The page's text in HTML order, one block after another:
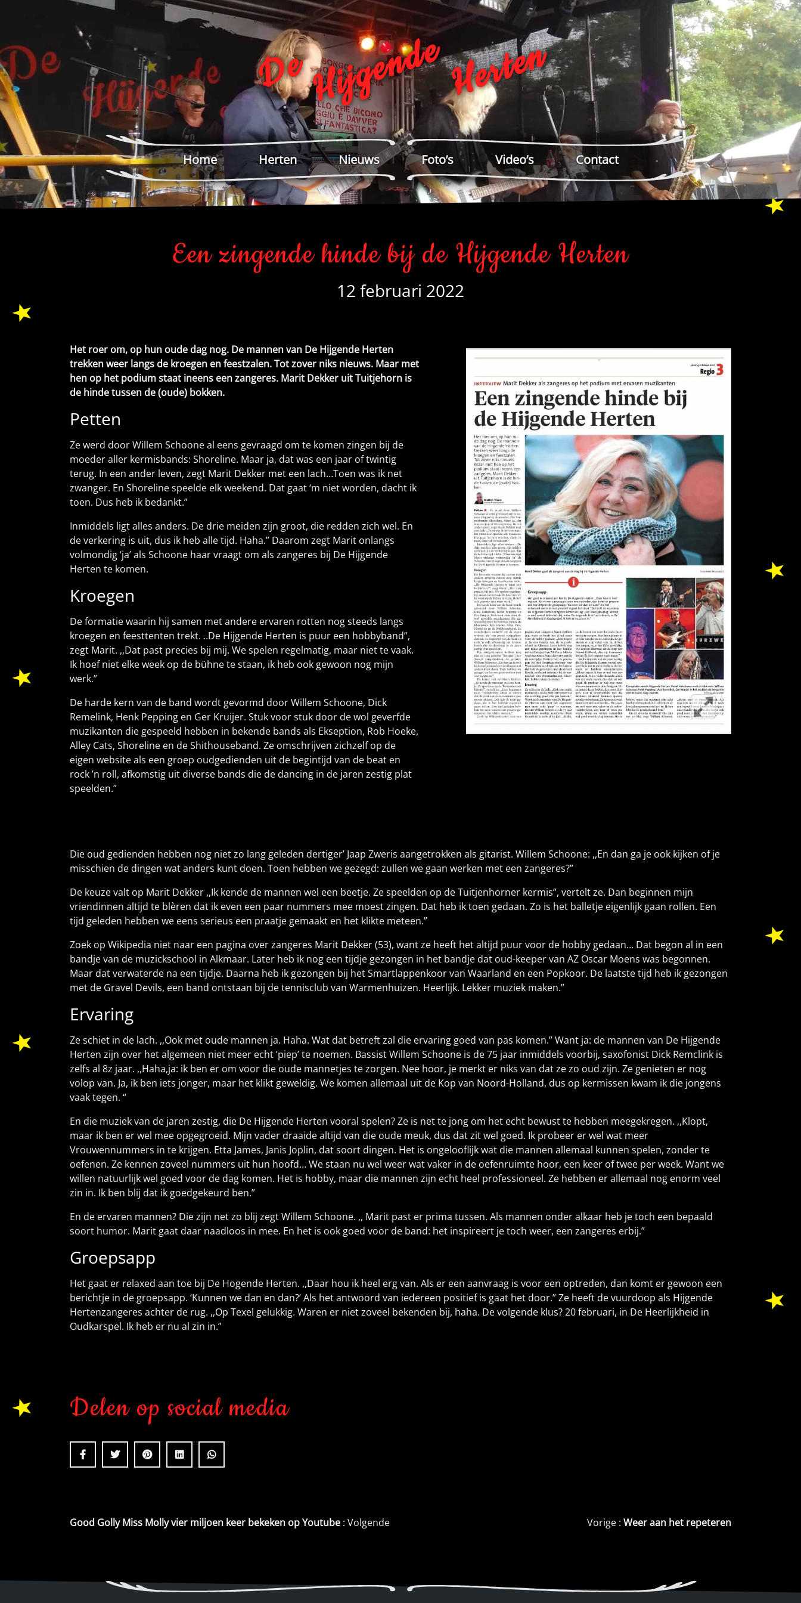
DeHijgendeHerten
Home Herten Nieuws Foto’s Video’s Contact
Een zingende hinde bij de Hijgende Herten
12 februari 2022
Het roer om, op hun oude dag nog. De mannen van De Hijgende Herten
trekken weer langs de kroegen en feestzalen. Tot zover niks nieuws. Maar met
hen op het podium staat ineens een zangeres. Marit Dekker uit Tuitjehorn is
de hinde tussen de (oude) bokken.
Petten
Ze werd door Willem Schoone al eens gevraagd om te komen zingen bij de
moeder aller kermisbands: Shoreline. Maar ja, dat was een jaar of twintig
terug. In een ander leven, zegt Marit Dekker met een lach…Toen was ik net
zwanger. En Shoreline speelde elk weekend. Dat gaat ‘m niet worden, dacht ik
toen. Dus heb ik bedankt.”
Inmiddels ligt alles anders. De drie meiden zijn groot, die redden zich wel. En
de verkering is uit, dus ik heb alle tijd. Haha.” Daarom zegt Marit onlangs
volmondig ‘ja’ als Schoone haar vraagt om als zangeres bij De Hijgende
Herten te komen.
Kroegen
De formatie waarin hij samen met andere ervaren rotten nog steeds langs
kroegen en feesttenten trekt. ..De Hijgende Herten is puur een hobbyband”,
zegt Marit. ,,Dat past precies bij mij. We spelen regelmatig, maar niet te vaak.
Ik hoef niet elke week op de bühne te staan, ik heb ook gewoon nog mijn
werk.”
De harde kern van de band wordt gevormd door Willem Schoone, Dick
Remelink, Henk Pepping en Ger Kruijer. Stuk voor stuk door de wol geverfde
muzikanten die gespeeld hebben in bekende bands als Ekseption, Rob Hoeke,
Alley Cats, Shoreline en de Shithouseband. Ze omschrijven zichzelf op de
eigen website als een groep oudgedienden uit de begintijd van de beat en
rock ’n roll, afkomstig uit diverse bands die de dancing in de jaren zestig plat
speelden.”
Die oud gedienden hebben nog niet zo lang geleden dertiger’ Jaap Zweris aangetrokken als gitarist. Willem Schoone: ,,En dan ga je ook kijken of je
misschien de dingen wat anders kunt doen. Toen hebben we gezegd: zullen we gaan werken met een zangeres?”
De keuze valt op Marit Dekker ,,Ik kende de mannen wel een beetje. Ze speelden op de Tuitjenhorner kermis”, vertelt ze. Dan beginnen mijn
vriendinnen altijd te blèren dat ik even een paar nummers mee moest zingen. Dat heb ik toen gedaan. Zo is het balletje eigenlijk gaan rollen. Een
tijd geleden hebben we eens serieus een praatje gemaakt en het klikte meteen.”
Zoek op Wikipedia niet naar een pagina over zangeres Marit Dekker (53), want ze heeft het altijd puur voor de hobby gedaan… Dat begon al in een
bandje van de muzickschool in Alkmaar. Later heb ik nog een tijdje gezongen in het bandje dat oud-keeper van AZ Oscar Moens was begonnen.
Maar dat verwaterde na een tijdje. Daarna heb ik gezongen bij het Smartlappenkoor van Waarland en een Popkoor. De laatste tijd heb ik gezongen
met de Gravel Devils, een band ontstaan bij de tennisclub van Warmenhuizen. Heerlijk. Lekker muziek maken.”
Ervaring
Ze schiet in de lach. ,,Ook met oude mannen ja. Haha. Wat dat betreft zal die ervaring goed van pas komen.” Want ja: de mannen van De Hijgende
Herten zijn over het algemeen niet meer echt ’piep’ te noemen. Bassist Willem Schoone is de 75 jaar inmiddels voorbij, saxofonist Dick Remclink is
zelfs al 8z jaar. ,,Haha,ja: ik ben er om voor die oude mannetjes te zorgen. Nee hoor, je merkt er niks van dat ze zo oud zijn. Ze genieten er nog
volop van. Ja, ik ben iets jonger, maar het klikt geweldig. We komen allemaal uit de Kop van Noord-Holland, dus op kermissen kwam ik die jongens
vaak tegen. “
En die muziek van de jaren zestig, die De Hijgende Herten vooral spelen? Ze is net te jong om het echt bewust te hebben meegekregen. ,,Klopt,
maar ik ben er wel mee opgegroeid. Mijn vader draaide altijd van die oude meuk, dus dat zit wel goed. Ik probeer er wel wat meer
Vrouwennummers in te krijgen. Etta James, Janis Joplin, dat soort dingen. Het is ongelooflijk wat die mannen allemaal kunnen spelen, zonder te
oefenen. Ze kennen zoveel nummers uit hun hoofd… We staan nu wel weer wat vaker in de oefenruimte hoor, een keer of twee per week. Want we
willen natuurlijk wel goed voor de dag komen. Het is hobby, maar die mannen zijn echt heel professioneel. Ze hebben er allemaal nog enorm veel
zin in. Ik ben blij dat ik goedgekeurd ben.”
En de ervaren mannen? Die zijn net zo blij zegt Willem Schoone. ,, Marit past er prima tussen. Als mannen onder alkaar heb je toch een bepaald
soort humor. Marit gaat daar naadloos in mee. En het is ook goed voor de band: het inspireert je toch weer, een zangeres erbij.”
Groepsapp
Het gaat er relaxed aan toe bij De Hogende Herten. ,,Daar hou ik heel erg van. Als er een aanvraag is voor een optreden, dan komt er gewoon een
berichtje in de groepsapp. ‘Kunnen we dan en dan?’ Als het antwoord van iedereen positief is gaat het door.” Ze heeft de vuurdoop als Hijgende
Hertenzangeres achter de rug. ,,Op Texel gelukkig. Waren er niet zoveel bekenden bij, haha. De volgende klus? 20 februari, in De Heerlijkheid in
Oudkarspel. Ik heb er nu al zin in.”
Delen op social media
Bericht
Weer aan het repeteren
Good Golly Miss Molly vier miljoen keer bekeken op Youtube